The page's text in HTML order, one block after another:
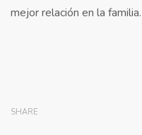
mejor relación en la familia.
SHARE